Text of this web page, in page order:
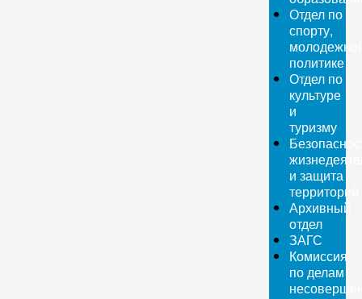
Отдел по
спорту,
политике
Отдел по
культуре
и
туризму
и защита
территорий
Архивный
отдел
ЗАГС
Комиссия
по делам